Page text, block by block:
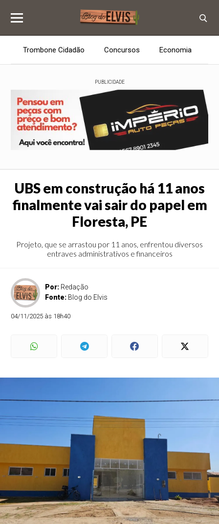
Trombone Cidadão Concursos Economia
PUBLICIDADE
UBS em construção há 11 anos
finalmente vai sair do papel em
Floresta, PE
Projeto, que se arrastou por 11 anos, enfrentou diversos
entraves administrativos e financeiros
Por: Redação
Fonte: Blog do Elvis
04/11/2025 às 18h40